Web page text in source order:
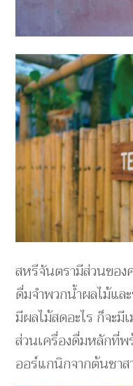
สหรีจันตรามีส่วนของ
ดื่มจำพวกน้ำผลไม้แ
มีผลไม้สดอะไร ก็จะ
ส่วนเครื่องดื่มหลักที่พ
ออร์แกนิกจากต้นชา